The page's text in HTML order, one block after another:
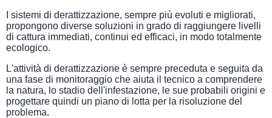
I sistemi di derattizzazione, sempre più evoluti e migliorati,
propongono diverse soluzioni in grado di raggiungere livelli
di cattura immediati, continui ed efficaci, in modo totalmente
ecologico.
L'attività di derattizzazione è sempre preceduta e seguita da
una fase di monitoraggio che aiuta il tecnico a comprendere
la natura, lo stadio dell'infestazione, le sue probabili origini e
progettare quindi un piano di lotta per la risoluzione del
problema.